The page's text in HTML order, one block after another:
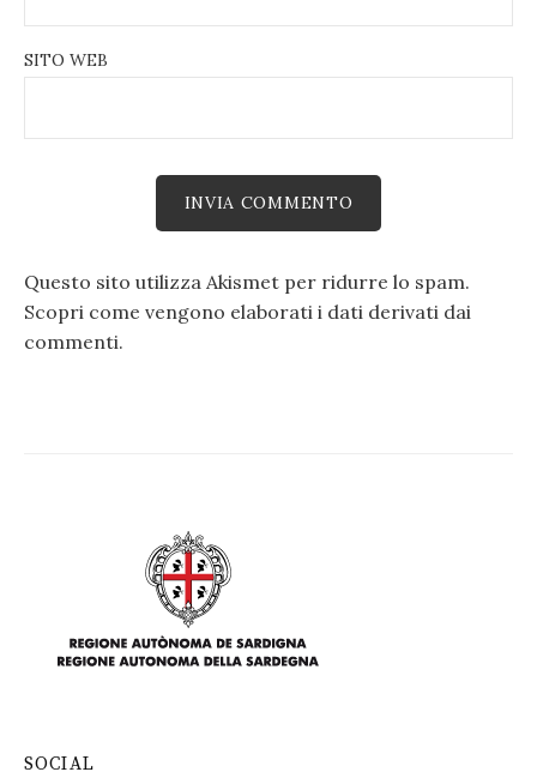
SITO WEB
Questo sito utilizza Akismet per ridurre lo spam.
Scopri come vengono elaborati i dati derivati dai
commenti.
SOCIAL